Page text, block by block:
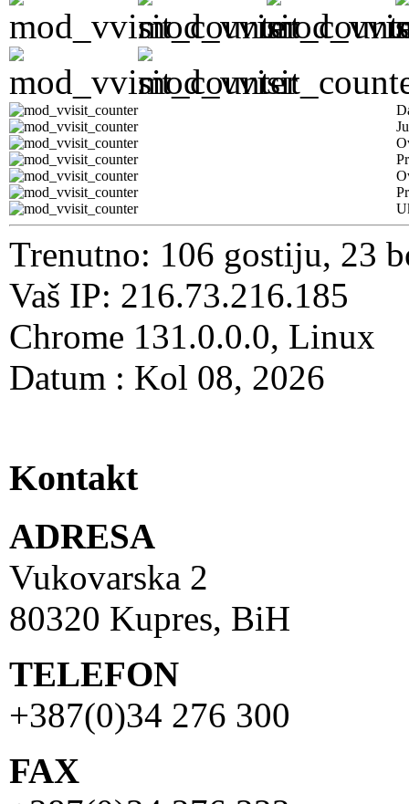
Trenutno: 106 gostiju, 23
Vaš IP: 216.73.216.185
Chrome 131.0.0.0, Linux
Datum : Kol 08, 2026
Kontakt
ADRESA
Vukovarska 2
80320 Kupres, BiH
TELEFON
+387(0)34 276 300
FAX